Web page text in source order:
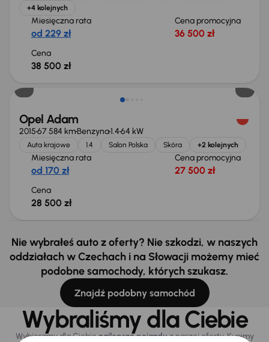
+4 kolejnych
Miesięczna rata
od 229 zł
Cena promocyjna
36 500 zł
Cena
38 500 zł
Opel Adam
201567 584 kmBenzyna1.464 kW
Auta krajowe 1.4 Salon Polska Skóra +2 kolejnych
Miesięczna rata
od 170 zł
Cena promocyjna
27 500 zł
Cena
28 500 zł
Nie wybrałeś auto z oferty? Nie szkodzi, w naszych
oddziałach w Czechach i na Słowacji możemy mieć
podobne samochody, których szukasz.
Znajdź podobny samochód
Wybraliśmy dla Ciebie
Wybieramy dla Ciebienajlepsze pojazdyz naszej oferty. Kupimy